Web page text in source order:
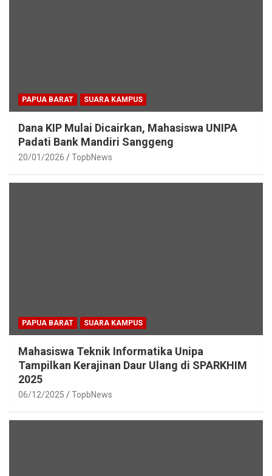
PAPUA BARAT SUARA KAMPUS
Dana KIP Mulai Dicairkan, Mahasiswa UNIPA
Padati Bank Mandiri Sanggeng
20/01/2026 TopbNews
PAPUA BARAT SUARA KAMPUS
Mahasiswa Teknik Informatika Unipa
Tampilkan Kerajinan Daur Ulang di SPARKHIM
2025
06/12/2025 TopbNews